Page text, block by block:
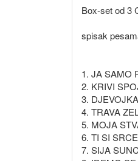
Box-set od 3
spisak
1. JA SAMO
2. KRIVI
3.
4. TRAVA
5. MOJA
6. TI SI
7. SIJA